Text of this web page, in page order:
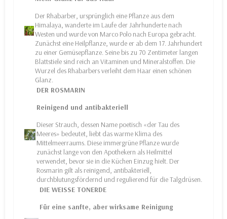
Der Rhabarber, ursprünglich eine Pflanze aus dem
Himalaya, wanderte im Laufe der Jahrhunderte nach
Westen und wurde von Marco Polo nach Europa gebracht.
Zunächst eine Heilpflanze, wurde er ab dem 17. Jahrhundert
zu einer Gemüsepflanze. Seine bis zu 70 Zentimeter langen
Blattstiele sind reich an Vitaminen und Mineralstoffen. Die
Wurzel des Rhabarbers verleiht dem Haar einen schönen
Glanz.
DER ROSMARIN
Reinigend und antibakteriell
Dieser Strauch, dessen Name poetisch «der Tau des
Meeres» bedeutet, liebt das warme Klima des
Mittelmeerraums. Diese immergrüne Pflanze wurde
zunächst lange von den Apothekern als Heilmittel
verwendet, bevor sie in die Küchen Einzug hielt. Der
Rosmarin gilt als reinigend, antibakteriell,
durchblutungsfördernd und regulierend für die Talgdrüsen.
DIE WEISSE TONERDE
Für eine sanfte, aber wirksame Reinigung